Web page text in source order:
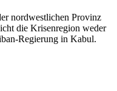
nordwestlichen Provinz
die Krisenregion weder
Regierung in Kabul.